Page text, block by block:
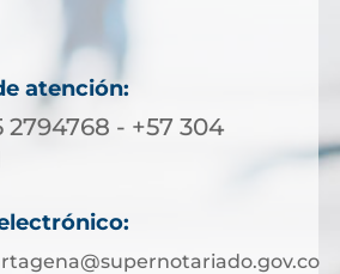
atención:
2794768 - +57 304